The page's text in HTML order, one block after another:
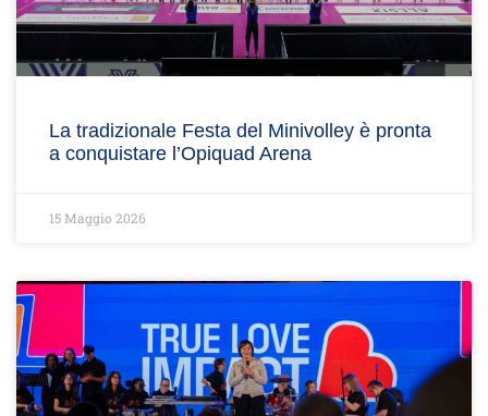
La tradizionale Festa del Minivolley è pronta
a conquistare l’Opiquad Arena
15 Maggio 2026